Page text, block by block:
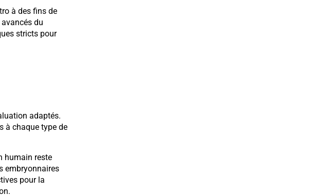
à des fins de
du
stricts pour
adaptés.
à chaque type de
humain reste
embryonnaires
pour la